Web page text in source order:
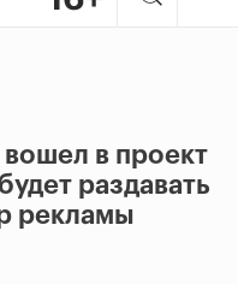
в проект
раздавать
рекламы